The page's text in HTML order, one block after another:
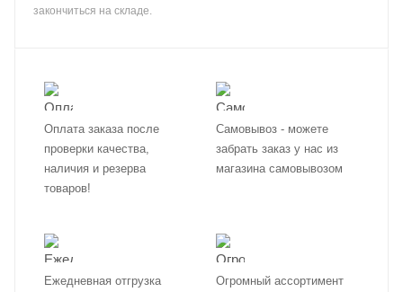
закончиться на складе.
Оплата заказа после
проверки качества,
наличия и резерва
товаров!
Самовывоз - можете
забрать заказ у нас из
магазина самовывозом
Ежедневная отгрузка
Огромный ассортимент